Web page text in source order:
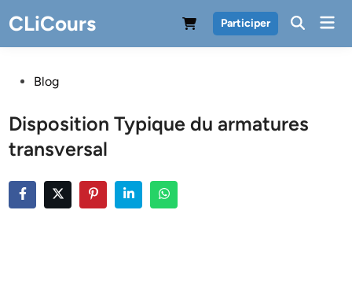
to
content
CLiCours Participer
PostedBlog
Disposition Typique du armatures
transversal